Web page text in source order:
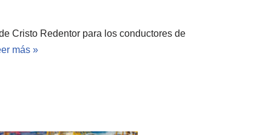
Cristo Redentor para los conductores de
más »